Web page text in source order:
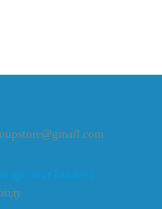
проспект Бажана 3